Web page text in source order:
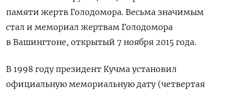
памяти жертв Голодомора. Весьма значимым
стал и мемориал жертвам Голодомора
в Вашингтоне, открытый 7 ноября 2015 года.
В 1998 году президент Кучма установил
официальную мемориальную дату (четвертая